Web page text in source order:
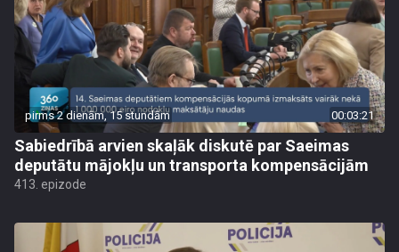
pirms 2 dienām, 15 stundām 00:03:21
Sabiedrībā arvien skaļāk diskutē par Saeimas
deputātu mājokļu un transporta kompensācijām
413. epizode